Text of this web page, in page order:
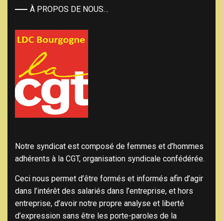
À PROPOS DE NOUS…
Notre syndicat est composé de femmes et d’hommes
adhérents à la CGT, organisation syndicale confédérée.
Ceci nous permet d’être formés et informés afin d’agir
dans l’intérêt des salariés dans l’entreprise, et hors
entreprise, d’avoir notre propre analyse et liberté
d’expression sans être les porte-paroles de la